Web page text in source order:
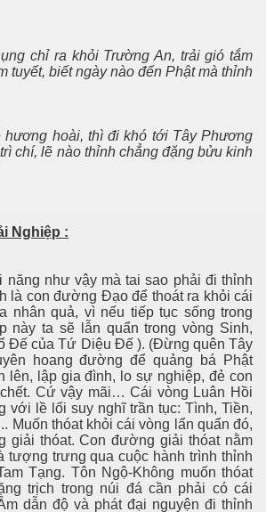
chỉ ra khỏi Trường An, trải gió tắm
tuyết, biết ngày nào đến Phật mà thỉnh
hương hoài, thì đi khó tới Tây Phương
chí, lẽ nào thỉnh chẳng đặng bửu kinh
Nghiệp :
năng như vậy mà tai sao phải đi thỉnh
là con đường Đạo để thoát ra khỏi cái
nhân quả, vì nếu tiếp tục sống trong
này ta sẽ lẫn quẩn trong vòng Sinh,
Đế của Tứ Diệu Đế ). (Đừng quên Tây
hoang đường để quảng bá Phật
lên, lập gia đình, lo sự nghiệp, đẻ con
Cứ vậy mãi… Cái vòng Luân Hồi
với lề lối suy nghĩ trần tục: Tình, Tiền,
Muốn thóat khỏi cái vòng lẩn quẩn đó,
giải thóat. Con đường giải thóat nằm
tượng trưng qua cuộc hành trình thỉnh
Tạng. Tôn Ngộ-Không muốn thóat
trịch trong núi đá cần phải có cái
dẫn độ và phát đại nguyện đi thỉnh